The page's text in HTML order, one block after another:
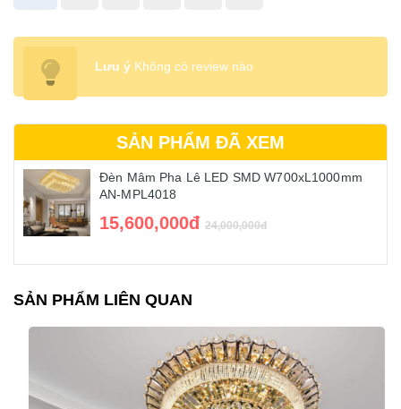
Lưu ý Không có review nào
SẢN PHẨM ĐÃ XEM
Đèn Mâm Pha Lê LED SMD W700xL1000mm
AN-MPL4018
15,600,000đ 24,000,000đ
SẢN PHẨM LIÊN QUAN